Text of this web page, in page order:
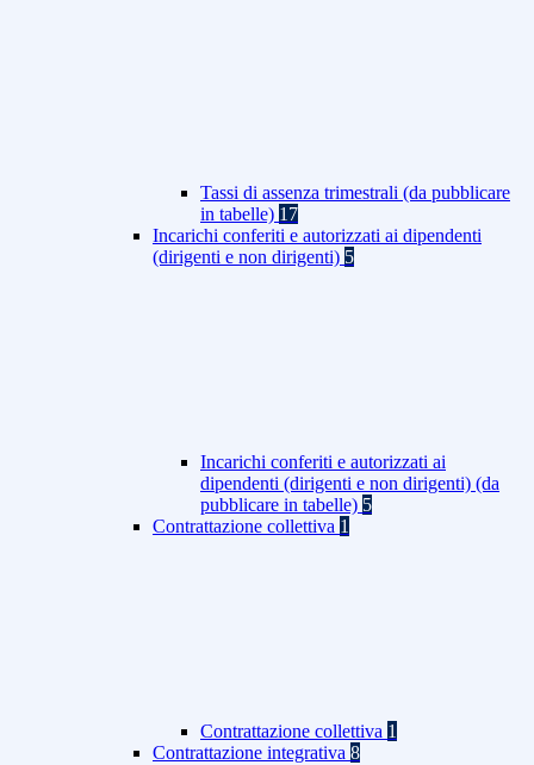
Tassi di assenza trimestrali (da pubblicare
in tabelle) 17
Incarichi conferiti e autorizzati ai dipendenti
(dirigenti e non dirigenti) 5
Incarichi conferiti e autorizzati ai
dipendenti (dirigenti e non dirigenti) (da
pubblicare in tabelle) 5
Contrattazione collettiva 1
Contrattazione collettiva 1
Contrattazione integrativa 8